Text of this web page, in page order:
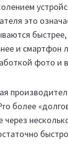
это
быстрее,
и смартфон
фото и
более